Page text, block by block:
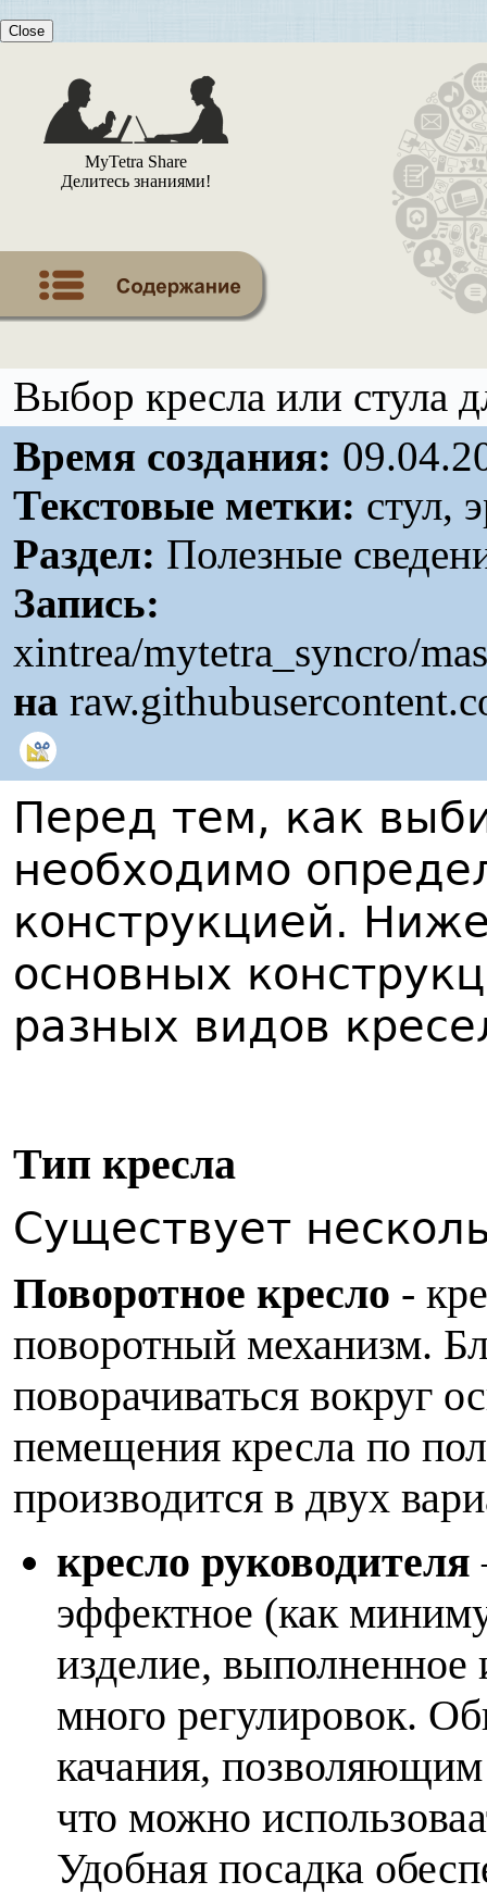
Close
MyTetra Share
Делитесь знаниями!
Выбор кресла или стула
Время создания:
Текстовые метки: стул,
Раздел: Полезные
Запись:
xintrea/mytetra_syncro/
на
Перед тем, как
необходимо
конструкцией.
основных
разных видов
Тип кресла
Существует
Поворотное кресло -
поворотный механизм.
поворачиваться вокруг
пемещения кресла по
производится в двух
кресло руководителя
эффектное (как
изделие, выполненное
много регулировок.
качания, позволяющим
что можно
Удобная посадка